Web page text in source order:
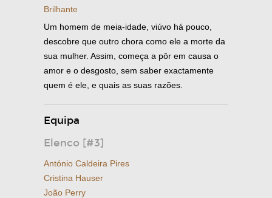
Brilhante
Um homem de meia-idade, viúvo há pouco,
descobre que outro chora como ele a morte da
sua mulher. Assim, começa a pôr em causa o
amor e o desgosto, sem saber exactamente
quem é ele, e quais as suas razões.
Equipa
Elenco [#3]
António Caldeira Pires
Cristina Hauser
João Perry